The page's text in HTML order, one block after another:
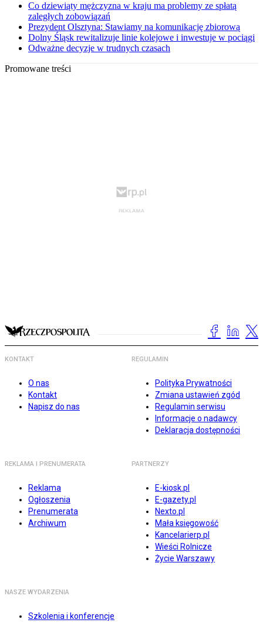
Co dziewiąty mężczyzna w kraju ma problemy ze spłatą
zaległych zobowiązań
Prezydent Olsztyna: Stawiamy na komunikację zbiorową
Dolny Śląsk rewitalizuje linie kolejowe i inwestuje w pociągi
Odważne decyzje w trudnych czasach
Promowane treści
KONTAKT
O nas
Kontakt
Napisz do nas
REGULAMIN
Polityka Prywatności
Zmiana ustawień zgód
Regulamin serwisu
Informacje o nadawcy
Deklaracja dostępności
REKLAMA I PRENUMERATA
Reklama
Ogłoszenia
Prenumerata
Archiwum
PARTNERZY
E-kiosk.pl
E-gazety.pl
Nexto.pl
Mała księgowość
Kancelarierp.pl
Wieści Rolnicze
Życie Warszawy
NASZE WYDARZENIA
Szkolenia i konferencje